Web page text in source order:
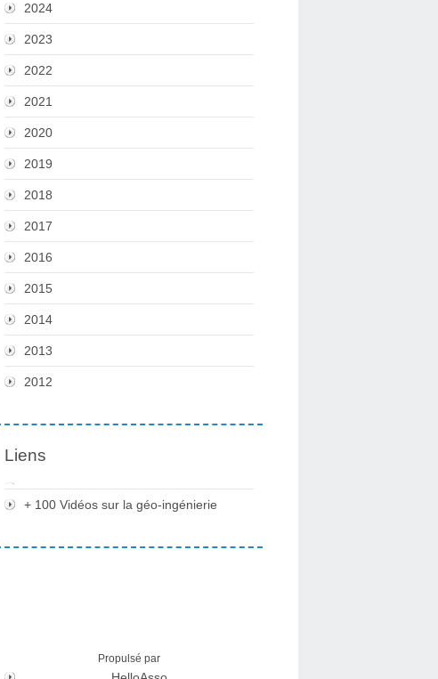
2024
2023
2022
2021
2020
2019
2018
2017
2016
2015
2014
2013
2012
Liens
+ 100 Vidéos sur la géo-ingénierie
Propulsé par